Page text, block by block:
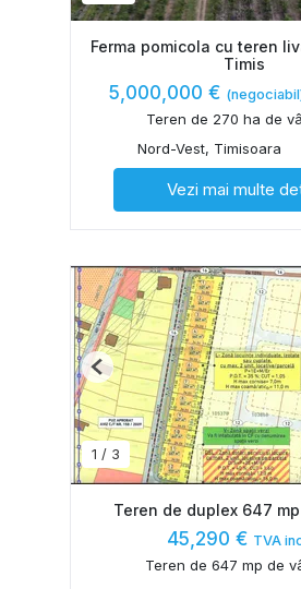
Ferma pomicola cu teren
Timis
5,000,000 €
Teren de 270 ha de
Nord-Vest, Timisoara
Vezi mai multe
1 / 3
Previous
Teren de duplex 647
45,290 € TVA
Teren de 647 mp de